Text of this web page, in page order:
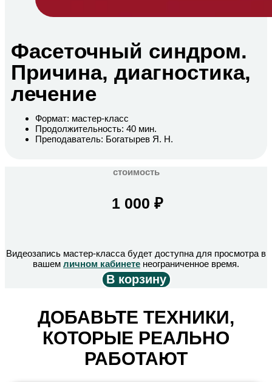
Фасеточный синдром.
Причина, диагностика,
лечение
Формат: мастер-класс
Продолжительность: 40 мин.
Преподаватель: Богатырев Я. Н.
стоимость
1 000 ₽
Видеозапись мастер-класса будет доступна для просмотра в
вашем личном кабинете неограниченное время.
В корзину
ДОБАВЬТЕ ТЕХНИКИ,
КОТОРЫЕ РЕАЛЬНО
РАБОТАЮТ